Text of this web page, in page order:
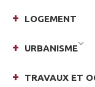
LOGEMENT
URBANISME
TRAVAUX ET